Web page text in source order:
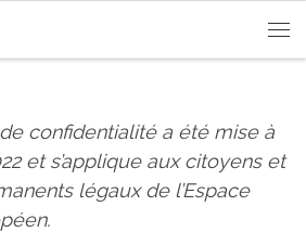
confidentialité a été mise à
et s’applique aux citoyens et
légaux de l’Espace